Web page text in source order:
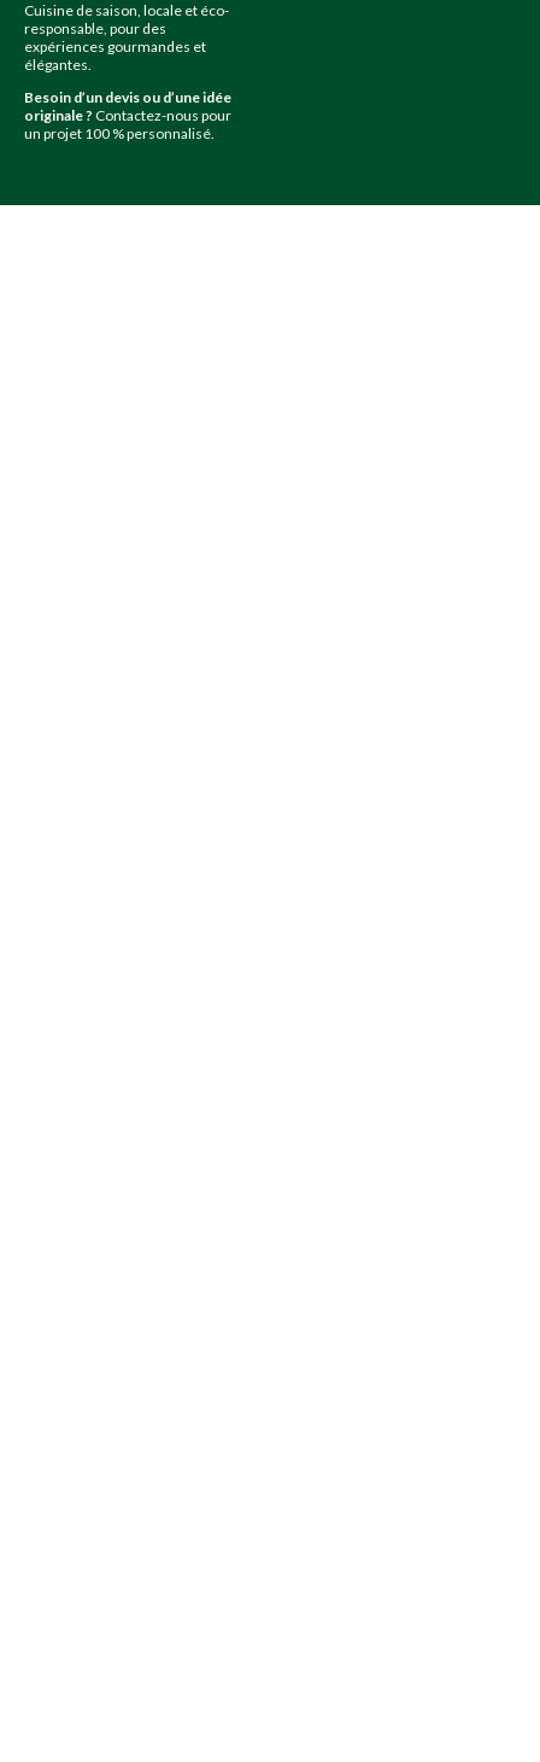
Cuisine de saison, locale et éco-
responsable, pour des
expériences gourmandes et
élégantes.
Besoin d’un devis ou d’une idée
originale ? Contactez-nous pour
un projet 100 % personnalisé.